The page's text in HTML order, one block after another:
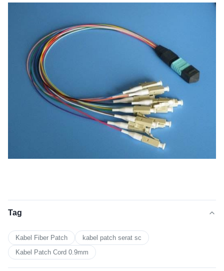
Tag
Kabel Fiber Patch
kabel patch serat sc
Kabel Patch Cord 0.9mm